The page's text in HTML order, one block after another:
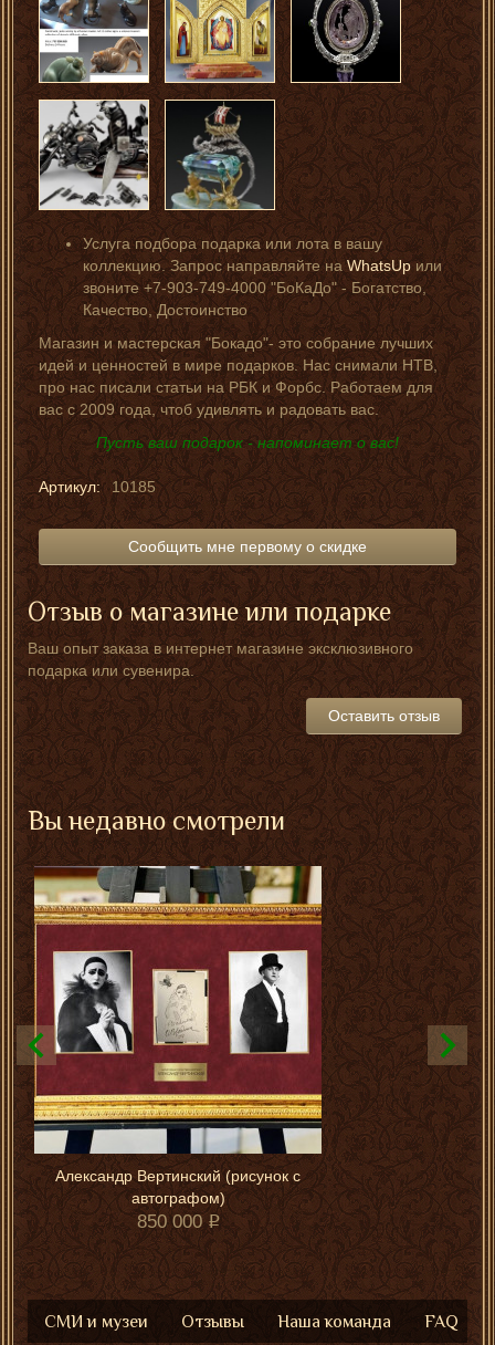
Услуга подбора подарка или лота в вашу
коллекцию. Запрос направляйте наWhatsUpили
звоните +7-903-749-4000 "БоКаДо" - Богатство,
Качество, Достоинство
Магазин и мастерская "Бокадо"- это собрание лучших
идей и ценностей в мире подарков. Нас снимали НТВ,
про нас писали статьи на РБК и Форбс. Работаем для
вас с 2009 года, чтоб удивлять и радовать вас.
Пусть ваш подарок - напоминает о вас!
Артикул: 10185
Сообщить мне первому о скидке
Отзыв о магазине или подарке
Ваш опыт заказа в интернет магазине эксклюзивного
подарка или сувенира.
Оставить отзыв
Вы недавно смотрели
Александр Вертинский (рисунок с
автографом)
850 000
СМИ и музеи Отзывы Наша команда FAQ